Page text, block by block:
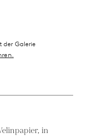
der Galerie
in